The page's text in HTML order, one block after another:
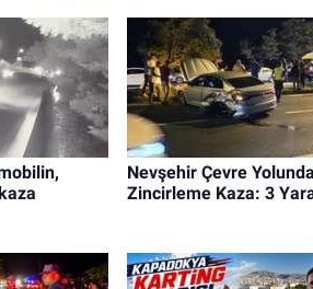
Nevşehir Çevre Yolunda
Zincirleme Kaza: 3